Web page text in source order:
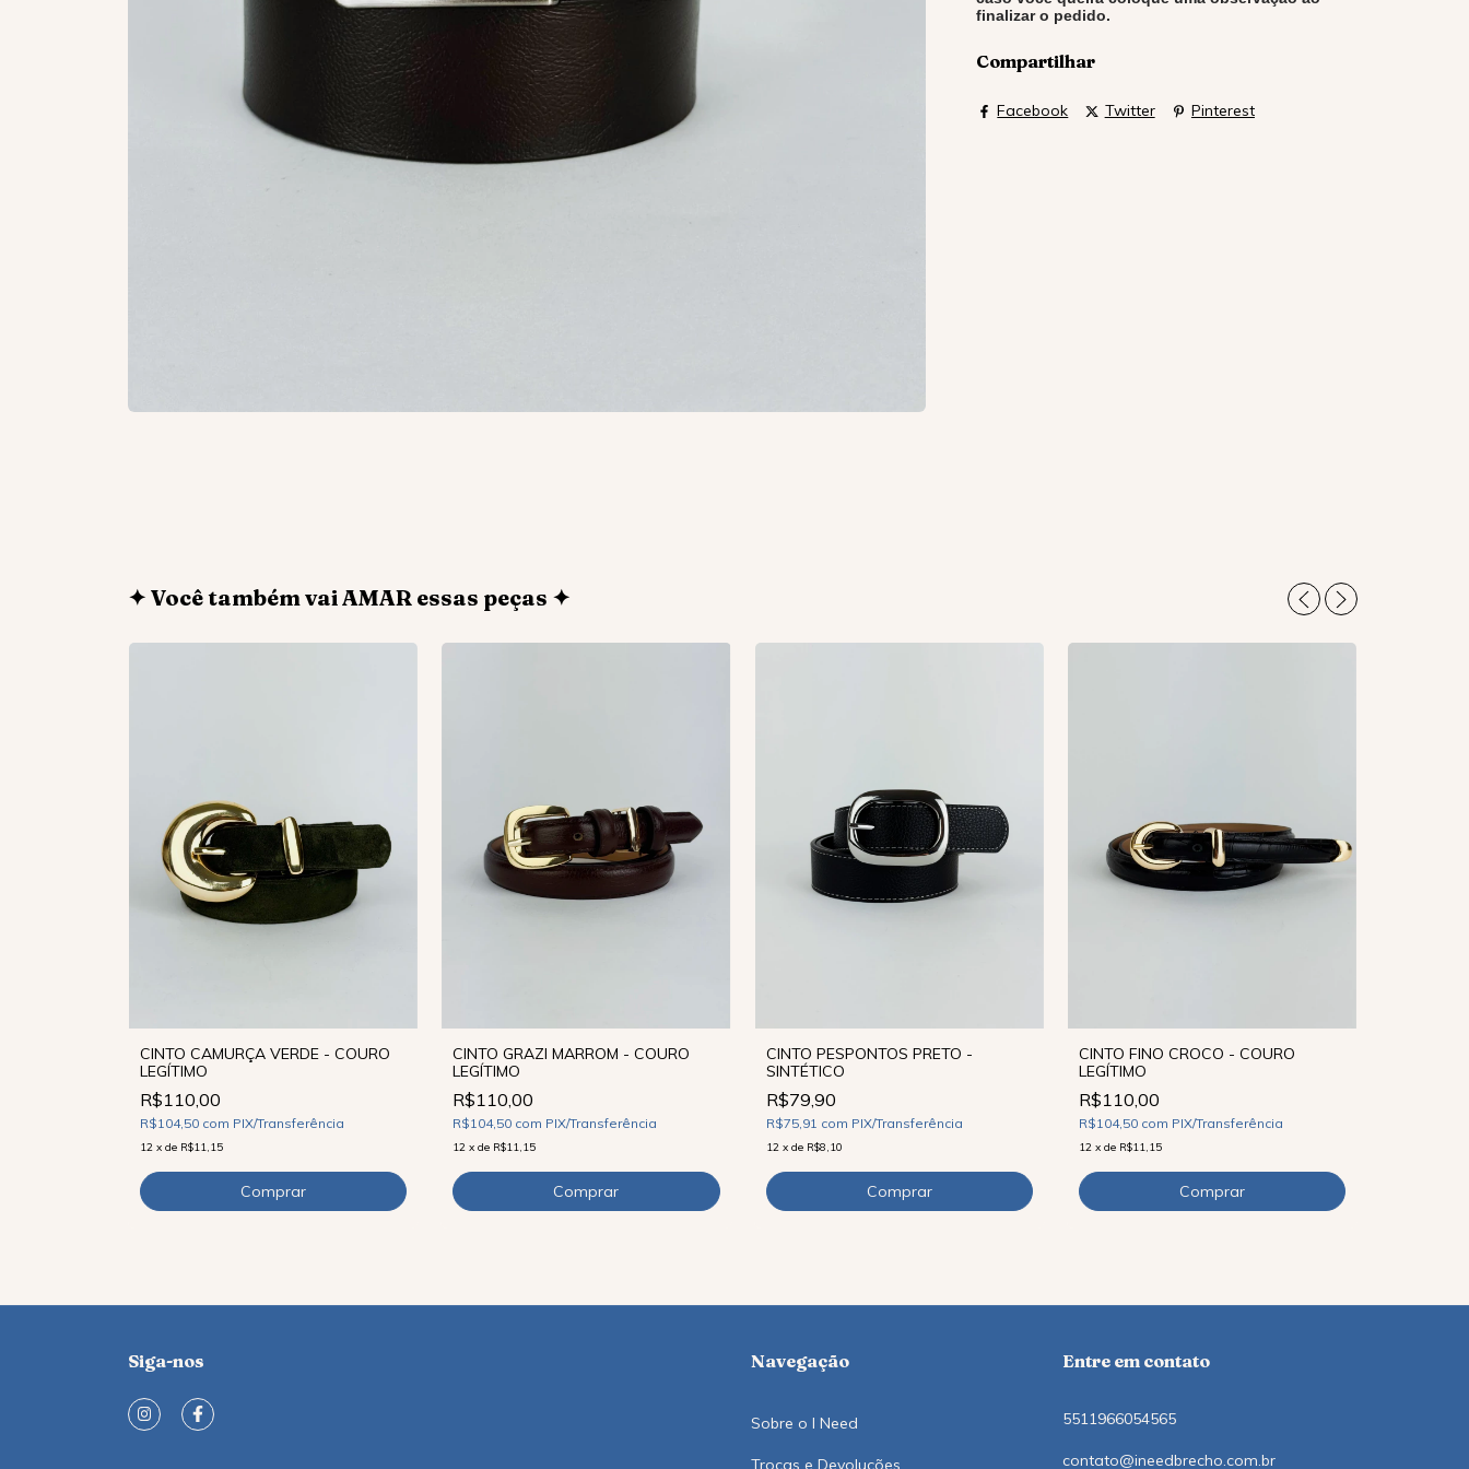
finalizar o pedido.
Compartilhar
Facebook Twitter Pinterest
✦ Você também vai AMAR essas peças ✦
CINTO CAMURÇA VERDE - COURO
LEGÍTIMO
R$110,00
R$104,50 com PIX/Transferência
12 x de R$11,15
CINTO GRAZI MARROM - COURO
LEGÍTIMO
R$110,00
R$104,50 com PIX/Transferência
12 xde R$11,15
CINTO PESPONTOS PRETO -
SINTÉTICO
R$79,90
R$75,91 com PIX/Transferência
12 x de R$8,10
CINTO FINO CROCO - COURO
LEGÍTIMO
R$110,00
R$104,50 com PIX/Transferência
12 x de R$11,15
Siga-nos Navegação
Sobre o I Need
Trocas e Devoluções
Entre em contato
5511966054565
contato@ineedbrecho.com.br